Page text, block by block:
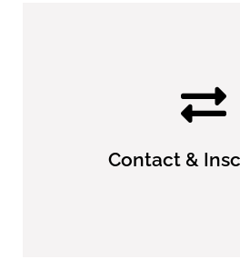
Contact &